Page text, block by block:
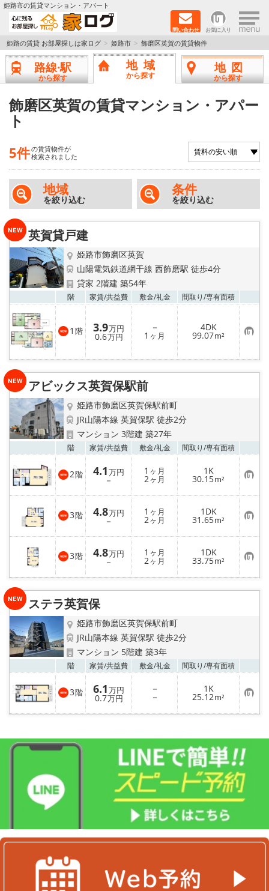
姫路市の賃貸マンション・アパート
問い合わせ お気に入り ×
TOPページ
新築物件
ペットOK物件
戸建物件
保証人不要物件
初期費用リーズナブル物件
路線·駅から探す
地域から探す
地図から探す
スタッフ
店舗情報·アクセス
会社概要
メールでお問い合わせ
姫路の賃貸 お部屋探しは家ログ 姫路市 飾磨区英賀の賃貸物件
路線·駅
から探す
地域
から探す
地図
から探す
飾磨区英賀の賃貸マンション・アパー
ト
5件の賃貸物件が
検索されました
地域
を絞り込む
条件
を絞り込む
英賀貸戸建
姫路市飾磨区英賀
山陽電気鉄道網干線 西飾磨駅 徒歩4分
貸家 2階建 築54年
階 家賃/共益費 敷金/礼金 間取り/専有面積
1 階 3.9万円
0.6万円
－
1 ヶ月
4DK
99.07m² お
気
に
入
登
アビックス英賀保駅前
姫路市飾磨区英賀保駅前町
JR山陽本線 英賀保駅 徒歩2分
マンション 3階建 築27年
階 家賃/共益費 敷金/礼金 間取り/専有面積
2階 4.1万円
－
1 ヶ月
2ヶ月
1K
30.15m² お
気
に
入
り
登
録
3階 4.8万円
－
1 ヶ月
2ヶ月
1DK
31.65m² お
気
に
入
り
登
録
3階 4.8万円
－
1 ヶ月
2ヶ月
1DK
33.75m² お
気
に
り
ステラ英賀保
姫路市飾磨区英賀保駅前町
JR山陽本線 英賀保駅 徒歩2分
マンション 5階建 築3年
階 家賃/共益費 敷金/礼金 間取り/専有面積
3階 6.1万円
0.7万円
－
－
1K
25.12m² お
気
に
登
録